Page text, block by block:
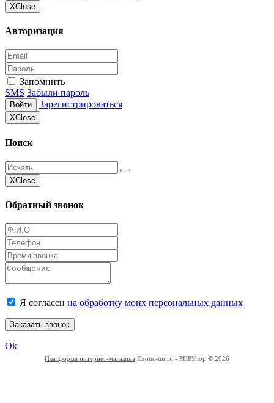
ХClose
Авторизация
Запомнить
SMS Забыли пароль
Войти Зарегистрироваться
ХClose
Поиск
ХClose
Обратный звонок
Я согласен на обработку моих персональных данных
Заказать звонок
Ok
Платформа интернет-магазина Exotic-tm.ru - PHPShop © 2026